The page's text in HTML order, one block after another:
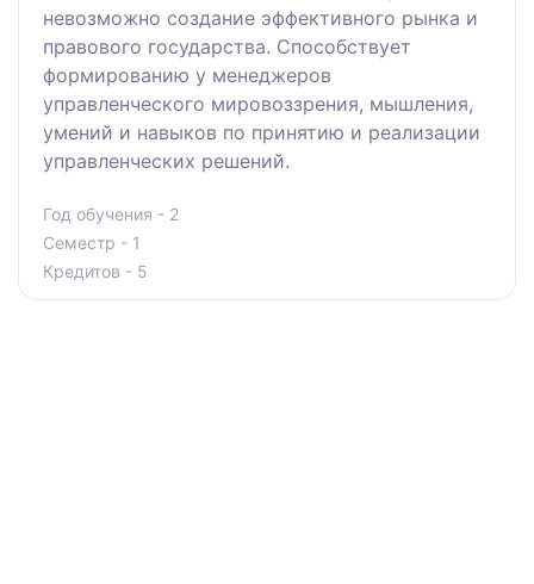
невозможно создание эффективного рынка и
правового государства. Способствует
формированию у менеджеров
управленческого мировоззрения, мышления,
умений и навыков по принятию и реализации
управленческих решений.
Год обучения - 2
Семестр - 1
Кредитов - 5